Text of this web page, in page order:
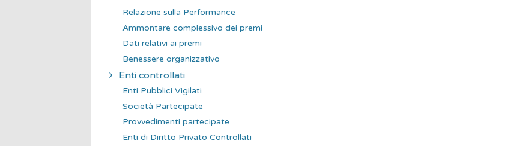
Relazione sulla Performance
Ammontare complessivo dei premi
Dati relativi ai premi
Benessere organizzativo
Enti controllati
Enti Pubblici Vigilati
Società Partecipate
Provvedimenti partecipate
Enti di Diritto Privato Controllati